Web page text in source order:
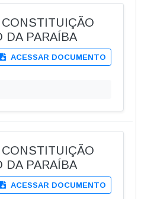
DA PARAÍBA
ACESSAR DOCUMENTO
DA PARAÍBA
ACESSAR DOCUMENTO